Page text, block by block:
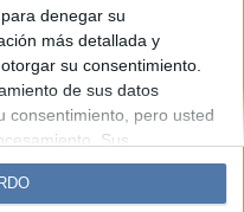
denegar su
más detallada y
su consentimiento.
de sus datos
consentimiento, pero usted
Sus
sitio web. Puede cambiar
en cualquier
Noticias
Fortuna
Supercampo